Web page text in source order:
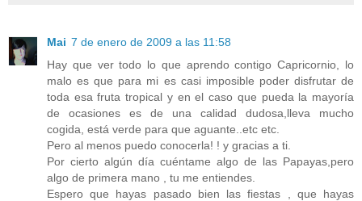
Mai 7 de enero de 2009 a las 11:58
Hay que ver todo lo que aprendo contigo Capricornio, lo
malo es que para mi es casi imposible poder disfrutar de
toda esa fruta tropical y en el caso que pueda la mayoría
de ocasiones es de una calidad dudosa,lleva mucho
cogida, está verde para que aguante..etc etc.
Pero al menos puedo conocerla! ! y gracias a ti.
Por cierto algún día cuéntame algo de las Papayas,pero
algo de primera mano , tu me entiendes.
Espero que hayas pasado bien las fiestas , que hayas